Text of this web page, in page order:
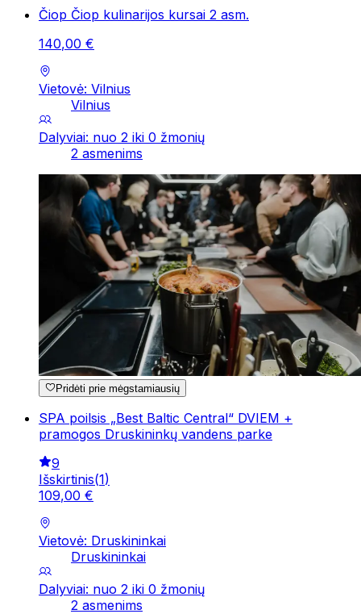
Čiop Čiop kulinarijos kursai 2 asm.
140,00 €
Vietovė: Vilnius
Vilnius
Dalyviai: nuo 2 iki 0 žmonių
2 asmenims
Pridėti prie mėgstamiausių
SPA poilsis „Best Baltic Central“ DVIEM +
pramogos Druskininkų vandens parke
9
Išskirtinis(1)
109,00 €
Vietovė: Druskininkai
Druskininkai
Dalyviai: nuo 2 iki 0 žmonių
2 asmenims